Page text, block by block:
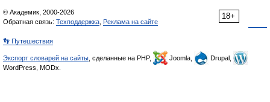
18+
© Академик, 2000-2026
Обратная связь: Техподдержка Реклама на сайте
👣 Путешествия
Экспорт словарей на сайты , сделанные на PHP, Joomla,
Drupal,
WordPress, MODx.